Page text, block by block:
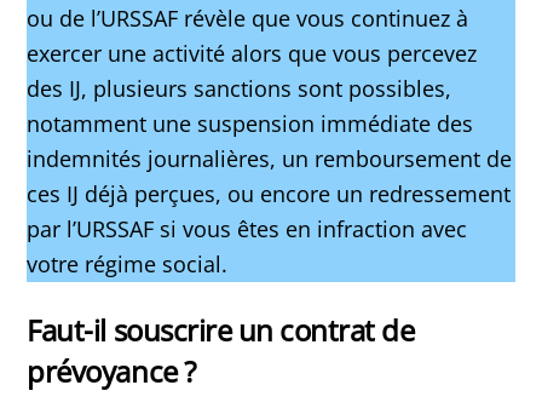
ou de l’URSSAF révèle que vous continuez à
exercer une activité alors que vous percevez
des IJ, plusieurs sanctions sont possibles,
notamment une suspension immédiate des
indemnités journalières, un remboursement de
ces IJ déjà perçues, ou encore un redressement
par l’URSSAF si vous êtes en infraction avec
votre régime social.
Faut-il souscrire un contrat de
prévoyance ?